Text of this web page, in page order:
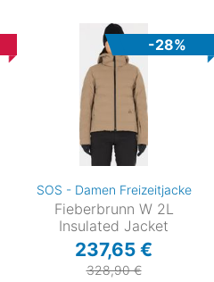
-28%
SOS - Damen Freizeitjacke
Fieberbrunn W 2L
Insulated Jacket
237,65 €
328,90 €